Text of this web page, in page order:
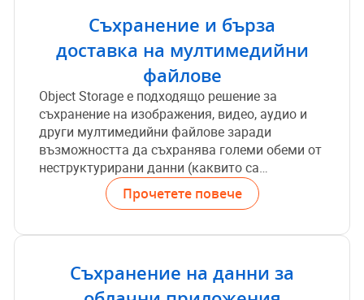
Съхранение и бърза
доставка на мултимедийни
файлове
Object Storage е подходящо решение за
съхранение на изображения, видео, аудио и
други мултимедийни файлове заради
възможността да съхранява големи обеми от
неструктурирани данни (каквито са
мултимедийните файлове) и бързото
предоставяне през уеб. За разлика от Block
разширява автоматично и не се налага да
прави по-гъвкаво и ефективно за съхранение
на големи обеми от данни. Също така, това
Прочетете повече
Съхранение на данни за